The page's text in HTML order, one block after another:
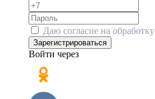
Даю согласие на обработку
Зарегистрироваться
Войти через